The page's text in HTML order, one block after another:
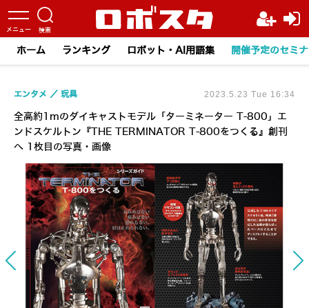
ホーム ランキング ロボット・AI用語集 開催予定のセミ
全高約1mのダイキャストモデル「ターミネーター T-800」エ
ンドスケルトン『THE TERMINATOR T-800をつくる』創刊
へ 1枚目の写真・画像
エンタメ 玩具 2023.5.23 Tue 16:34